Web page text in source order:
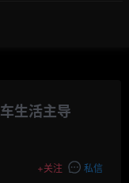
生活主导
+关注 私信